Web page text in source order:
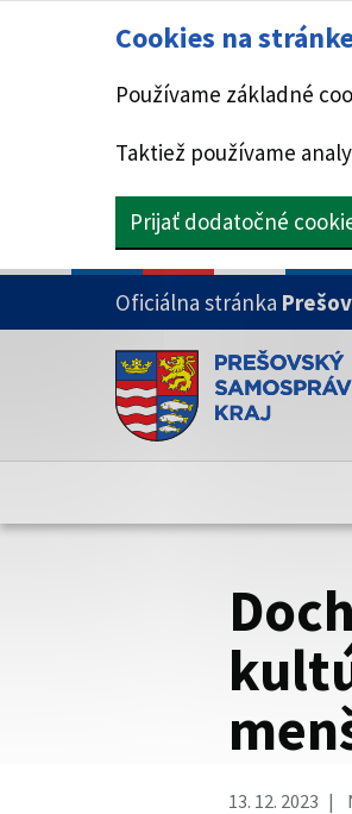
Cookies na
Používame základné
Taktiež používame
Prijať dodatočné
PRESKOČIŤ NA HLAVNÝ OBSAH
Oficiálna stránka
Doména psk.sk je
Toto je oficiálna
13. 12. 2023